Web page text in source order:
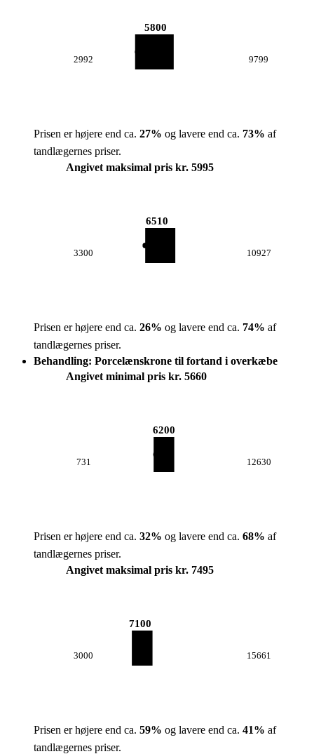
2992
5800
9799
Prisen er højere end ca. 27% og lavere end ca. 73% af
tandlægernes priser.
Angivet maksimal pris kr. 5995
3300
6510
10927
Prisen er højere end ca. 26% og lavere end ca. 74% af
tandlægernes priser.
Behandling: Porcelænskrone til fortand i overkæbe
Angivet minimal pris kr. 5660
731
6200
12630
Prisen er højere end ca. 32% og lavere end ca. 68% af
tandlægernes priser.
Angivet maksimal pris kr. 7495
3000
7100
15661
Prisen er højere end ca. 59% og lavere end ca. 41% af
tandlægernes priser.